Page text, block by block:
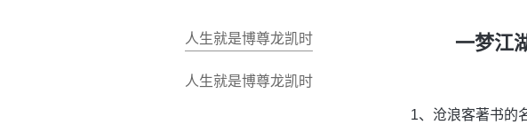
人生就是博尊龙凯时
人生就是博尊龙凯时
一梦江
1、沧浪客著书的